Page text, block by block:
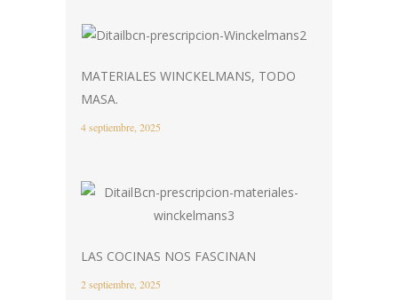
MATERIALES WINCKELMANS, TODO
MASA.
4 septiembre, 2025
LAS COCINAS NOS FASCINAN
2 septiembre, 2025